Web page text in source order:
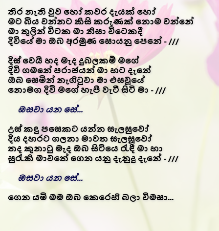
තිර නැති වුව හෝ කවර දැයක් හෝ
මට බිය වන්නට කිසි කරුණක් නොම වන්නේ
මා තුලින් විටක මා නිසා විටෙකදී
දිවියේ මා ඔබ අරමුණ සොයනු පෙනේ - ///
දිස් වෙයි හද මැද දුබලකම් මගේ
දිවි ගමනේ පරාජයන් මා හට දැනේ
ඔබ සෙමින් නැගිටුවා මා එසවූයේ
නොමග දිවි මගේ හැපී වැටී සිටි මා - ///
ඔසවා යන සේ...
උස් කඳු පසෙකට යන්න සැලසුවෝ
දිය දහරට ගලනා මාවත සැලසූවෝ
තද කුනාටු මැද ඔබ සිටියෙ රැඳී මා හා
සුරැකි මාවතේ ගෙන යනු දැනුදු දැනේ - ///
ඔසවා යන සේ...
ගෙන යමි මම ඔබ කෙරෙහි බලා විමසා...